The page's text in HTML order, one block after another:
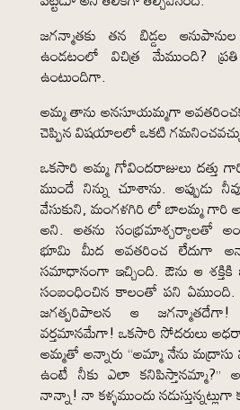
జగన్మాతకు తన బిడ్డల
ఉండటంలో విచిత్ర మేముంది? ప్రతి
ఉంటుందిగా.
అమ్మ తాను అనసూయమ్మగా
చెప్పిన విషయాలలో ఒకటి
ఒకసారి అమ్మ గోవిందరాజులు దత్తు
ముందే నిన్ను చూశాను. అప్పుడు
వేసుకుని, మంగళగిరి లో బాలమ్మ గారి
అని. అతను సంభ్రమాశ్చర్యాలతో
భూమి మీద అవతరించ లేదుగా
సమాధానంగా ఇచ్చింది. ఔను ఆ
సంబంధించిన కాలంతో పని
జగత్పరిపాలన ఆ జగన్మాతదేగా!
వర్తమానమేగా! ఒకసారి సోదరులు
అమ్మతో అన్నారు “అమ్మా నేను మద్రాసు
ఉంటే నీకు ఎలా కనిపిస్తానమ్మా?”
నాన్నా! నా కళ్ళముందు నడుస్తున్నట్లుగా